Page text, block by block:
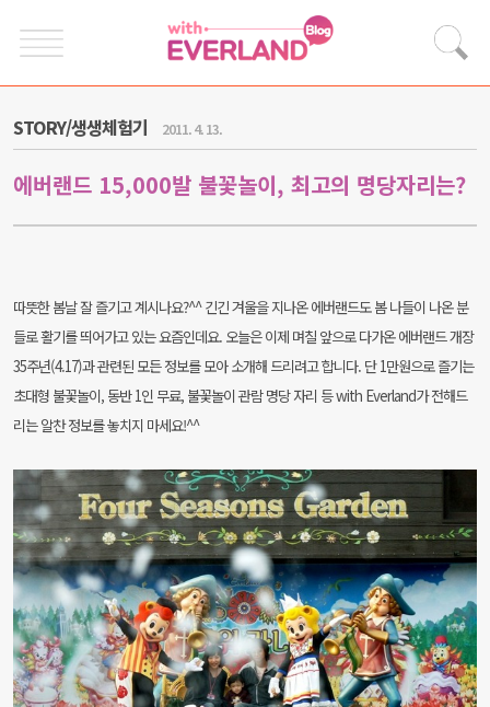
STORY/생생체험기 2011. 4. 13.
에버랜드 15,000발 불꽃놀이, 최고의 명당자리는?
따뜻한 봄날 잘 즐기고 계시나요?^^긴긴 겨울을 지나온 에버랜드도 봄 나들이 나온 분
들로 활기를 띄어가고 있는 요즘인데요. 오늘은 이제 며칠 앞으로 다가온 에버랜드 개장
35주년(4.17)과 관련된 모든 정보를 모아 소개해 드리려고 합니다. 단 1만원으로 즐기는
초대형 불꽃놀이, 동반 1인 무료, 불꽃놀이 관람 명당 자리 등with Everland가 전해드
리는 알찬 정보를 놓치지 마세요!^^